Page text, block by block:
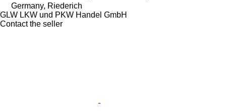
Germany, Riederich
GLW LKW und PKW Handel GmbH
Contact the seller